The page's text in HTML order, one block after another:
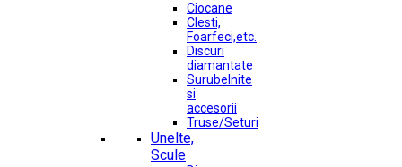
Ciocane
Clesti,
Foarfeci,etc.
Discuri
diamantate
Surubelnite
si
accesorii
Truse/Seturi
Unelte,
Scule